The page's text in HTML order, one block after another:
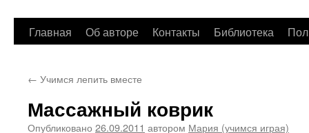
Перейти
содержимому
Главная Об авторе Контакты Библиотека
← Учимся лепить вместе
Массажный коврик
Опубликовано 26.09.2011 автором Мария (учимся играя)